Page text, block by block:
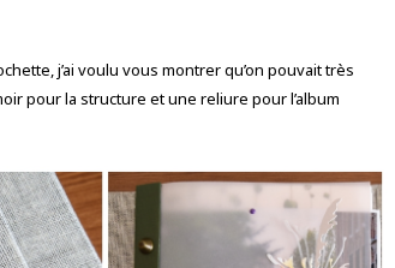
j’ai voulu vous montrer qu’on pouvait très
pour la structure et une reliure pour l’album